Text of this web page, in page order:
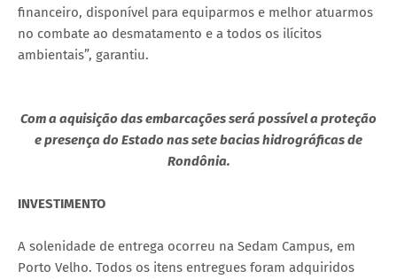
financeiro, disponível para equiparmos e melhor atuarmos
no combate ao desmatamento e a todos os ilícitos
ambientais”, garantiu.
Com a aquisição das embarcações será possível a proteção
e presença do Estado nas sete bacias hidrográficas de
Rondônia.
INVESTIMENTO
A solenidade de entrega ocorreu na Sedam Campus, em
Porto Velho. Todos os itens entregues foram adquiridos